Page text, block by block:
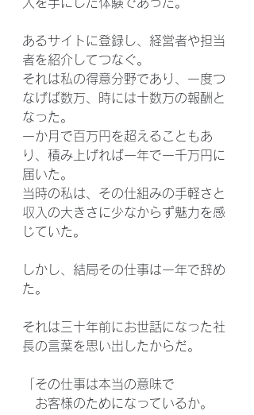
あるサイトに登録し、経営者や担当
者を紹介してつなぐ。
それは私の得意分野であり、一度つ
なげば数万、時には十数万の報酬と
なった。
一か月で百万円を超えることもあ
り、積み上げれば一年で一千万円に
届いた。
当時の私は、その仕組みの手軽さと
収入の大きさに少なからず魅力を感
じていた。
しかし、結局その仕事は一年で辞め
た。
それは三十年前にお世話になった社
長の言葉を思い出したからだ。
「その仕事は本当の意味で
お客様のためになっているか。